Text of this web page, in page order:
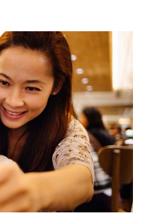
PARA PROFESIONALES
CUPONES
DÓNDE COMPRAR
PE (ES)